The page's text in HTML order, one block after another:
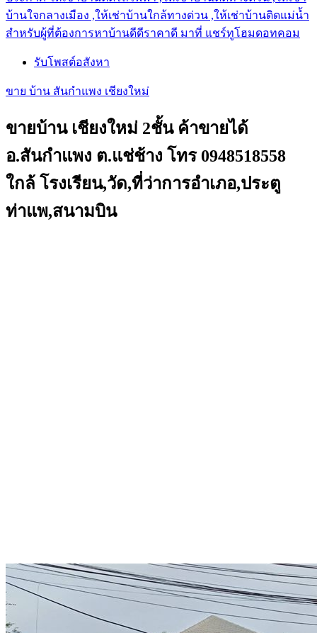
บ้านใจกลางเมือง ,ให้เช่าบ้านใกล้ทางด่วน ,ให้เช่าบ้านติดแม่น้ำ
สำหรับผู้ที่ต้องการหาบ้านดีดีราคาดี มาที่ แชร์ทูโฮมดอทคอม
รับโพสต์อสังหา
ขาย บ้าน สันกำแพง เชียงใหม่
ขายบ้าน เชียงใหม่ 2ชั้น ค้าขายได้
อ.สันกำแพง ต.แช่ช้าง โทร 0948518558
ใกล้ โรงเรียน,วัด,ที่ว่าการอำเภอ,ประตู
ท่าแพ,สนามบิน